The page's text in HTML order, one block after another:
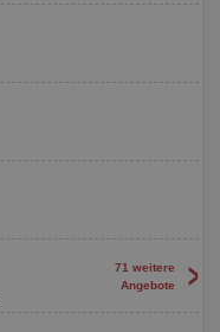
71 weitere
Angebote
>